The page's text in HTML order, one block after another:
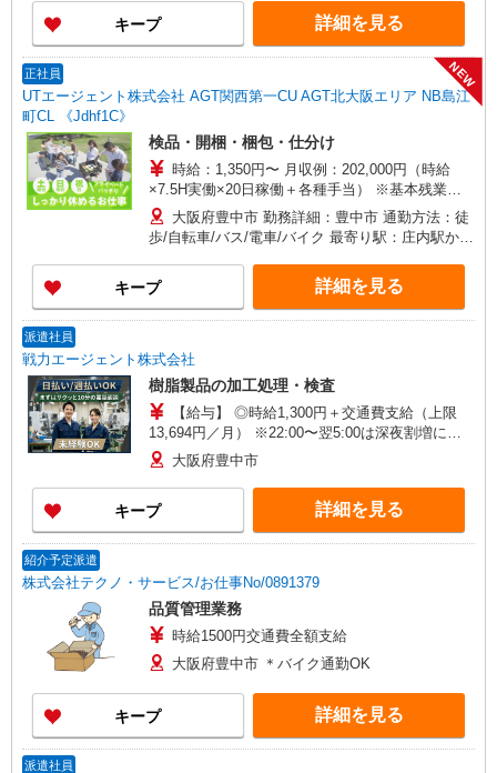
し）
キープ 詳細を見る
正社員
UTエージェント株式会社 AGT関西第一CU AGT北大阪エリア NB島江
町CL 《Jdhf1C》
NEW
検品・開梱・梱包・仕分け
時給：1,350円〜 月収例：202,000円（時給
×7.5H実働×20日稼働＋各種手当） ※基本残業な
し
大阪府豊中市 勤務詳細：豊中市 通勤方法：徒
歩/自転車/バス/電車/バイク 最寄り駅：庄内駅から
キープ 詳細を見る
派遣社員
戦力エージェント株式会社
樹脂製品の加工処理・検査
【給与】 ◎時給1,300円＋交通費支給（上限
13,694円／月） ※22:00〜翌5:00は深夜割増によ
り時給1,625円 【月収例】 ◎1,625円×5H＋1,300
円×3H＝12,025円×21日＝252,525円 【待遇】 ・
日払い・週払い制度あり◎ ・世帯主手当
（3,000円〜） ・配偶者手当 （10,000円） ・家
族手当 （5,000円〜） ※各種規定あり
大阪府豊中市
キープ 詳細を見る
紹介予定派遣
株式会社テクノ・サービス/お仕事No/0891379
品質管理業務
時給1500円交通費全額支給
大阪府豊中市 ＊バイク通勤OK
キープ 詳細を見る
派遣社員